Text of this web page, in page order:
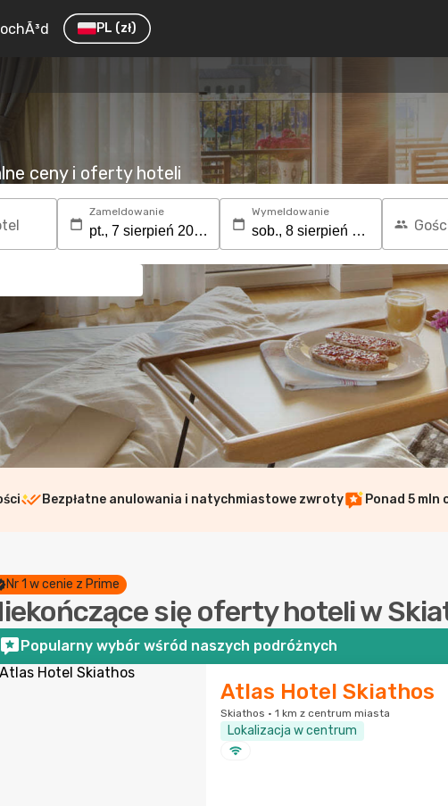
PL (zł)
ceny i oferty hoteli
Zameldowanie Wymeldowanie
Bezpłatne anulowania i natychmiastowe zwroty Ponad 5 mln
Nr 1 w cenie z Prime
się oferty hoteli w
Popularny wybór wśród naszych podróżnych
Atlas Hotel Skiathos
Skiathos · 1 km z centrum miasta
Lokalizacja w centrum